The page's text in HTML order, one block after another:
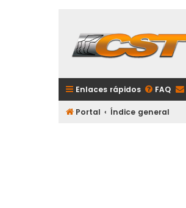
Enlaces rápidos FAQ
Portal Índice general